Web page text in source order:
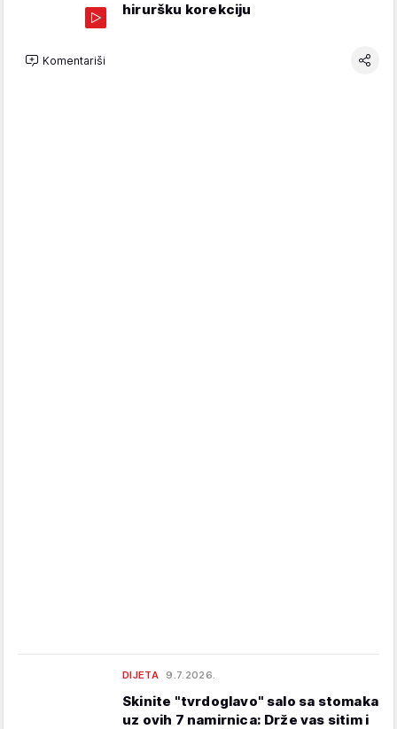
hiruršku korekciju
Komentariši
DIJETA 9.7.2026.
Skinite "tvrdoglavo" salo sa stomaka
uz ovih 7 namirnica: Drže vas sitim i